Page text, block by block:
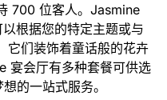
700 位客人。Jasmine
根据您的特定主题或与
它们装饰着童话般的花卉
宴会厅有多种套餐可供选
的一站式服务。